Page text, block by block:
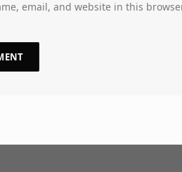
email, and website in this